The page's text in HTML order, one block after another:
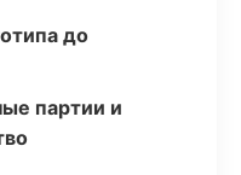
до
партии и